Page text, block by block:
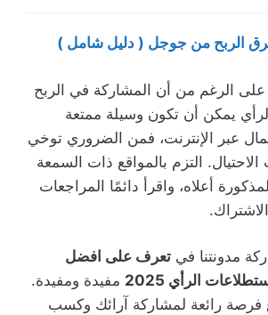
الربح من جوجل ( دليل شامل )
على الرغم من أن المشاركة في الربح
يمكن أن تكون وسيلة ممتعة
عبر الإنترنت، فمن الضروري توخي
التزم بالمواقع ذات السمعة
أعلاه، واقرأ دائمًا المراجعات
مدونتنا في تعرف على افضل
الرأي 2025
مفيدة ومفيدة.
فرصة رائعة لمشاركة آرائك وكسب